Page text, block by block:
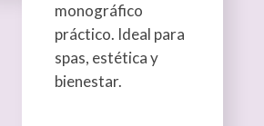
monográfico
práctico. Ideal para
spas, estética y
bienestar.